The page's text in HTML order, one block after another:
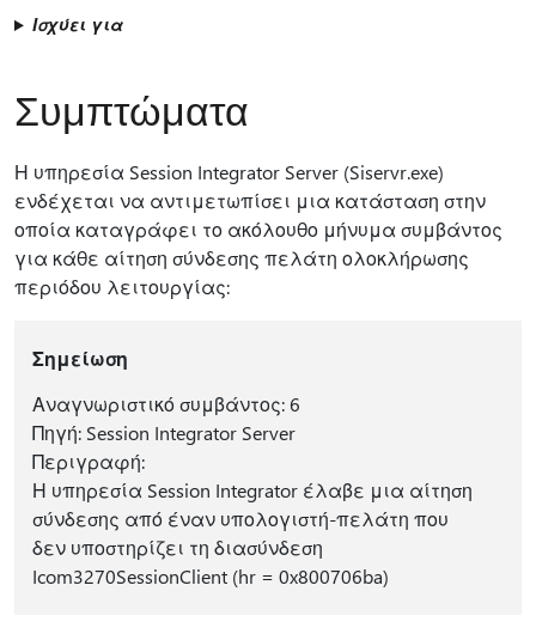
Ισχύει για
Συμπτώματα
Η υπηρεσία Session Integrator Server (Siservr.exe)
ενδέχεται να αντιμετωπίσει μια κατάσταση στην
οποία καταγράφει το ακόλουθο μήνυμα συμβάντος
για κάθε αίτηση σύνδεσης πελάτη ολοκλήρωσης
περιόδου λειτουργίας:
Σημείωση
Αναγνωριστικό συμβάντος: 6
Πηγή: Session Integrator Server
Περιγραφή:
Η υπηρεσία Session Integrator έλαβε μια αίτηση
σύνδεσης από έναν υπολογιστή-πελάτη που
δεν υποστηρίζει τη διασύνδεση
Icom3270SessionClient (hr = 0x800706ba)